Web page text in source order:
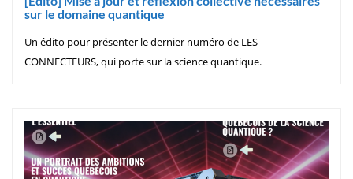
sur le domaine quantique
Un édito pour présenter le dernier numéro de LES
CONNECTEURS, qui porte sur la science quantique.